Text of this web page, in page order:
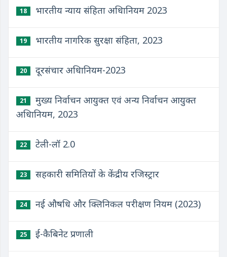
18 भारतीय न्याय संहिता अधिानियम 2023
19 भारतीय नागरिक सुरक्षा संहिता, 2023
20 दूरसंचार अधिानियम-2023
21
मुख्य निर्वाचन आयुक्त एवं अन्य निर्वाचन आयुक्त
अधिानियम, 2023
22 टेली-लॉ 2.0
23 सहकारी समितियों के केंद्रीय रजिस्ट्रार
24 नई औषधि और क्लिनिकल परीक्षण नियम (2023)
25 ई-कैबिनेट प्रणाली